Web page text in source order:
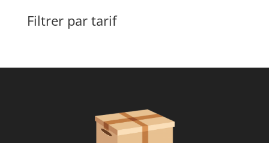
Filtrer par tarif